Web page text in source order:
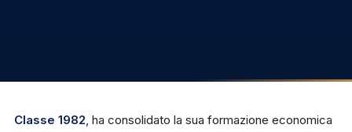
Classe 1982, ha consolidato la sua formazione economica